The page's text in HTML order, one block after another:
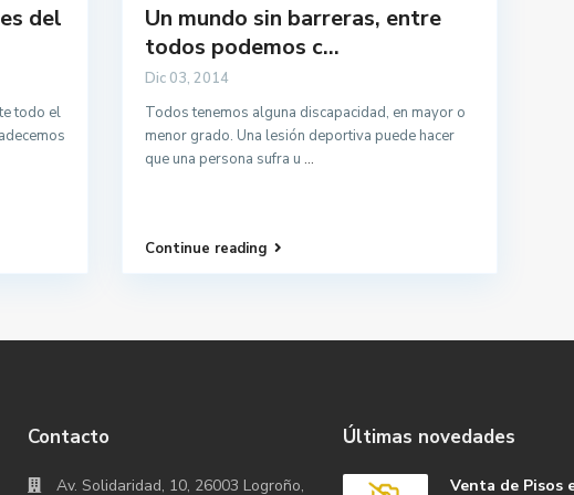
del
todo el
Un mundo sin barreras, entre
todos podemos c...
Dic 03, 2014
Todos tenemos alguna discapacidad, en mayor o
menor grado. Una lesión deportiva puede hacer
que una persona sufra u ...
Continue reading
Contacto
Av. Solidaridad, 10, 26003 Logroño,
Últimas novedades
Venta de Pisos